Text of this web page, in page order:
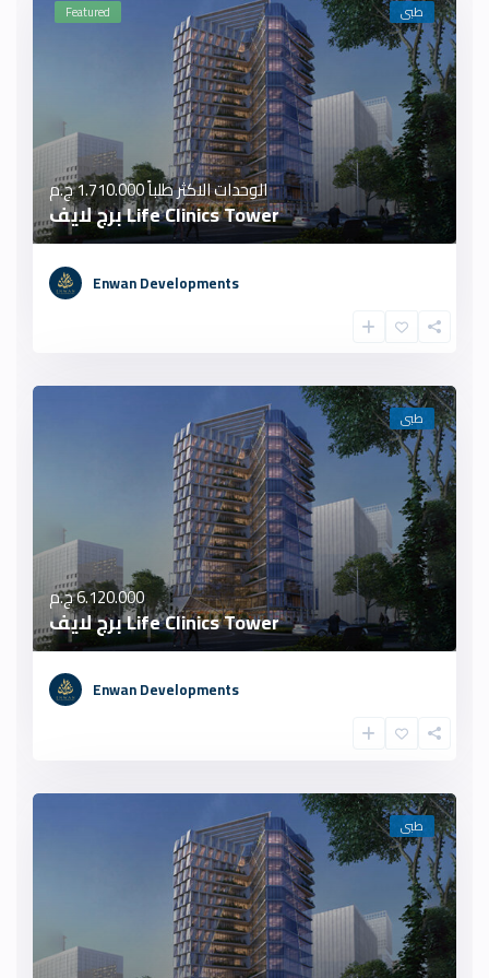
Featured طبى
الوحدات الاكثر طلباً1.710.000 ج.م
Life Clinics Tower برج لايف
Enwan Developments
طبى
6.120.000 ج.م
Life Clinics Tower برج لايف
Enwan Developments
طبى